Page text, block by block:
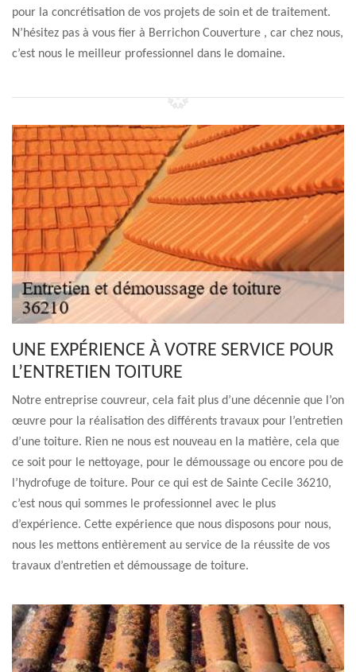
pour la concrétisation de vos projets de soin et de traitement.
N’hésitez pas à vous fier à Berrichon Couverture , car chez nous,
c’est nous le meilleur professionnel dans le domaine.
UNE EXPÉRIENCE À VOTRE SERVICE POUR
L’ENTRETIEN TOITURE
Notre entreprise couvreur, cela fait plus d’une décennie que l’on
œuvre pour la réalisation des différents travaux pour l’entretien
d’une toiture. Rien ne nous est nouveau en la matière, cela que
ce soit pour le nettoyage, pour le démoussage ou encore pou de
l’hydrofuge de toiture. Pour ce qui est de Sainte Cecile 36210,
c’est nous qui sommes le professionnel avec le plus
d’expérience. Cette expérience que nous disposons pour nous,
nous les mettons entièrement au service de la réussite de vos
travaux d’entretien et démoussage de toiture.